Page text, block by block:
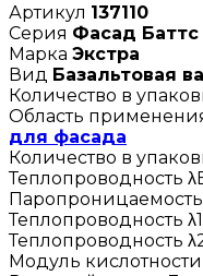
Артикул 137110
Серия Фасад Баттс
Марка Экстра
Вид Базальтовая
Количество в
Область
для фасада
Количество в
Теплопроводность
Паропроницаемость
Теплопроводность
Теплопроводность
Модуль кислотности